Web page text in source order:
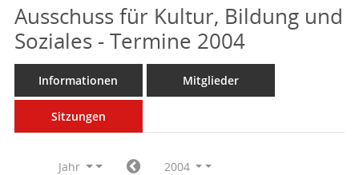
Ausschuss für Kultur, Bildung und
Soziales - Termine 2004
Informationen Mitglieder
Sitzungen
Jahr 2004